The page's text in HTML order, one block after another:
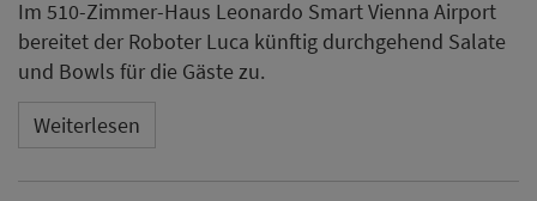
Im 510-Zimmer-Haus Leonardo Smart Vienna Airport
bereitet der Roboter Luca künftig durchgehend Salate
und Bowls für die Gäste zu.
Weiterlesen